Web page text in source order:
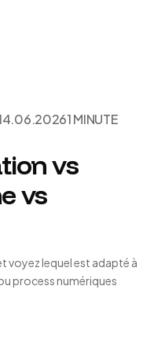
1 MINUTE
vs
vs
voyez lequel est adapté à
process numériques